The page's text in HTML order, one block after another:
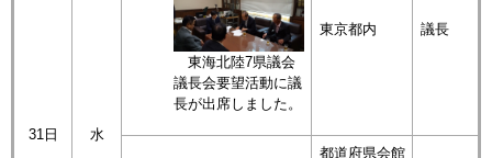
31日 水
東海北陸7県議会
議長会要望活動に議
長が出席しました。
東京都内 議長
都道府県会館